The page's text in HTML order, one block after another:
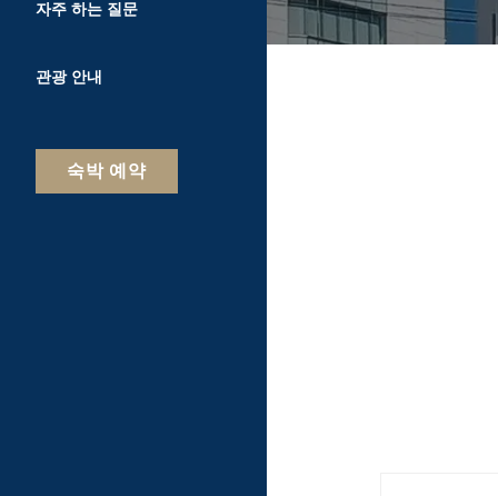
자주 하는 질문
관광 안내
숙박 예약